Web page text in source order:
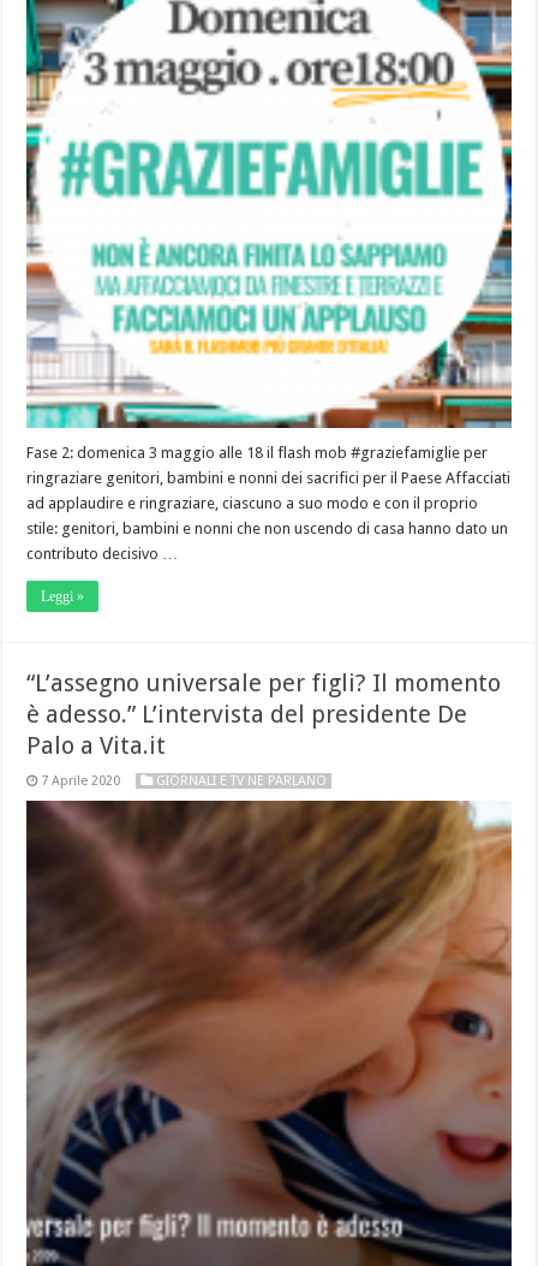
Fase 2: domenica 3 maggio alle 18 il flash mob #graziefamiglie per
ringraziare genitori, bambini e nonni dei sacrifici per il Paese Affacciati
ad applaudire e ringraziare, ciascuno a suo modo e con il proprio
stile: genitori, bambini e nonni che non uscendo di casa hanno dato un
contributo decisivo …
Leggi »
“L’assegno universale per figli? Il momento
è adesso.” L’intervista del presidente De
Palo a Vita.it
7 Aprile 2020 GIORNALI E TV NE PARLANO